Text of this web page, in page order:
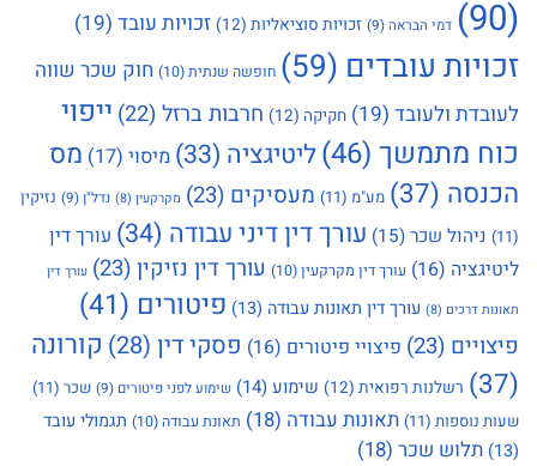
(90)
דמי הבראה(9) זכויות סוציאליות (12) זכויות עובד (19)
זכויות עובדים (59) חופשה שנתית(10)
חוק שכר שווה
לעובדת ולעובד (19) חקיקה (12) חרבות ברזל (22)
ייפוי
כוח מתמשך (46) ליטיגציה (33) מיסוי (17)
מס
הכנסה (37) מע"מ (11) מעסיקים (23) מקרקעין (8) נדל"ן(9)
נזיקין
(11)
ניהול שכר(15) עורך דין דיני עבודה (34)
עורך דין
ליטיגציה (16) עורך דין מקרקעין(10) עורך דין נזיקין(23) עורך דין
תאונות דרכים (8) עורך דין תאונות עבודה (13) פיטורים (41)
פיצויים (23) פיצויי פיטורים (16) פסקי דין (28)
קורונה
(37)
רשלנות רפואית (12) שימוע(14) שימוע לפני פיטורים (9) שכר (11)
שעות נוספות (11) תאונות עבודה (18) תאונת עבודה (10)
תגמולי עובד
(13)
תלוש שכר (18)